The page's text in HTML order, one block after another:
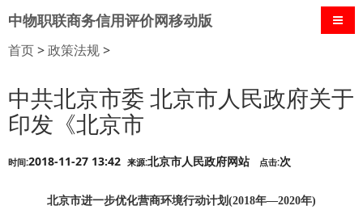
中物职联商务信用评价网移动版 导航
首页>政策法规>
中共北京市委 北京市人民政府关于
印发《北京市
时间:2018-11-27 13:42 来源:北京市人民政府网站 点击:次
北京市进一步优化营商环境行动计划(2018年—2020年)